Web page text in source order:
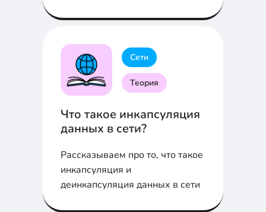
Сети
Теория
Что такое инкапсуляция
данных в сети?
Рассказываем про то, что такое
инкапсуляция и
деинкапсуляция данных в сети